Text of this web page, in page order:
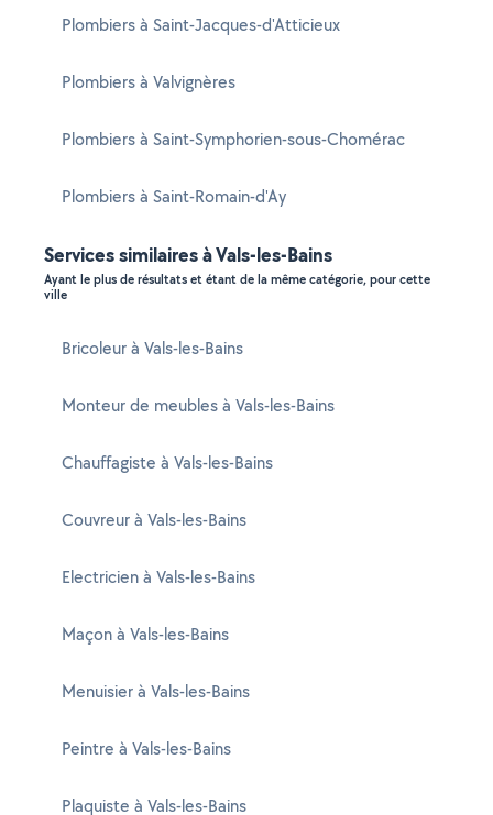
Plombiers à Saint-Jacques-d'Atticieux
Plombiers à Valvignères
Plombiers à Saint-Symphorien-sous-Chomérac
Plombiers à Saint-Romain-d'Ay
Services similaires à Vals-les-Bains
Ayant le plus de résultats et étant de la même catégorie, pour cette
ville
Bricoleur à Vals-les-Bains
Monteur de meubles à Vals-les-Bains
Chauffagiste à Vals-les-Bains
Couvreur à Vals-les-Bains
Electricien à Vals-les-Bains
Maçon à Vals-les-Bains
Menuisier à Vals-les-Bains
Peintre à Vals-les-Bains
Plaquiste à Vals-les-Bains